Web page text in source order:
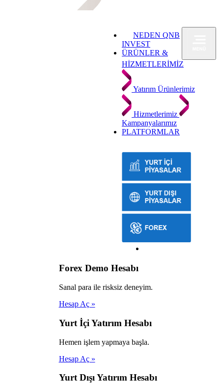
NEDEN QNB
INVEST
ÜRÜNLER &
HİZMETLERİMİZ
Yatırım Ürünlerimiz
Hizmetlerimiz
Kampanyalarımız
PLATFORMLAR
Forex Demo Hesabı
Sanal para ile risksiz deneyim.
Hesap Aç »
Yurt İçi Yatırım Hesabı
Hemen işlem yapmaya başla.
Hesap Aç »
Yurt Dışı Yatırım Hesabı